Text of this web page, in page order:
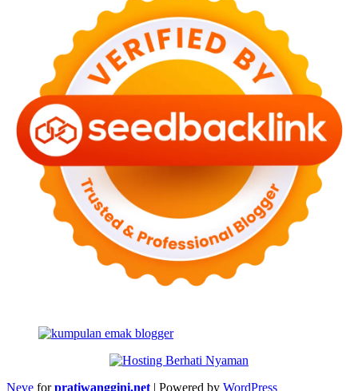
Neve forpratiwanggini.net | Powered by WordPress